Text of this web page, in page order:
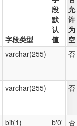
字段类型
段
默
认
值
允
许
为
空
varchar(255) 否
varchar(255) 否
bit(1) b'0' 否